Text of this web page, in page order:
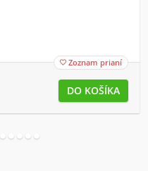
 Zoznam prianí